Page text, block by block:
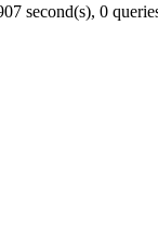
second(s), 0